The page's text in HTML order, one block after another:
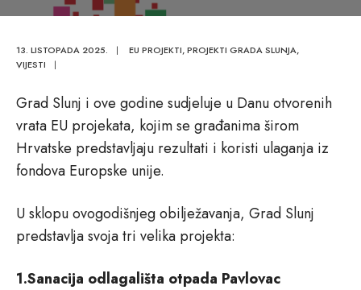
13. LISTOPADA 2025. | EU PROJEKTI,PROJEKTI GRADA SLUNJA,
VIJESTI
|
Grad Slunj i ove godine sudjeluje u Danu otvorenih
vrata EU projekata, kojim se građanima širom
Hrvatske predstavljaju rezultati i koristi ulaganja iz
fondova Europske unije.
U sklopu ovogodišnjeg obilježavanja, Grad Slunj
predstavlja svoja tri velika projekta:
1.Sanacija odlagališta otpada Pavlovac